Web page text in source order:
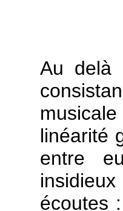
Au delà
linéarité
entre
écoutes